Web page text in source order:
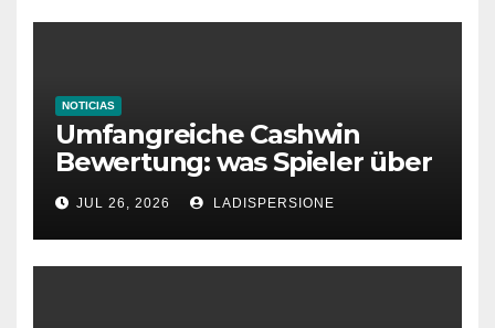
NOTICIAS
Umfangreiche Cashwin
Bewertung: was Spieler über
dieses Casino denken
JUL 26, 2026 LADISPERSIONE